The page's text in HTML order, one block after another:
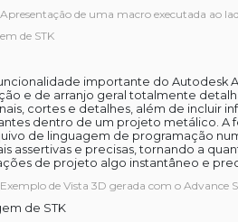
de uma macro executada ao
importante do Autodesk
e de arranjo geral totalmente
cortes e detalhes, além de incluir
dentro de um projeto metálico. A
de linguagem de programação
assertivas e precisas, tornando a
de projeto algo instantâneo e
de Vista 3D gerada com o Advance